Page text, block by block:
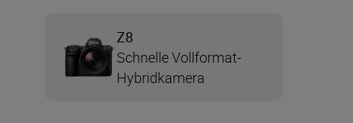
Z8
Schnelle Vollformat-
Hybridkamera